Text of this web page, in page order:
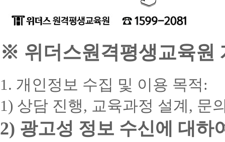
※ 위더스원격평생교육원
1. 개인정보 수집 및 이용 목적:
1) 상담 진행, 교육과정 설계, 문
2) 광고성 정보 수신에 대하